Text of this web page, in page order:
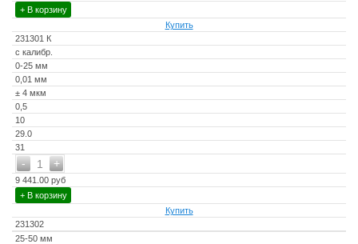
+ В корзину
Купить
231301 К
с калибр.
0-25 мм
0,01 мм
± 4 мкм
0,5
10
29.0
31
+
- 1
9 441.00 руб
+ В корзину
Купить
231302
25-50 мм